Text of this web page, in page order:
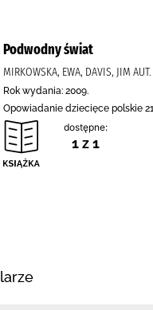
Podwodny świat
MIRKOWSKA, EWA, DAVIS, JIM
Rok wydania: 2009.
Opowiadanie dziecięce polskie
dostępne:
1 z 1